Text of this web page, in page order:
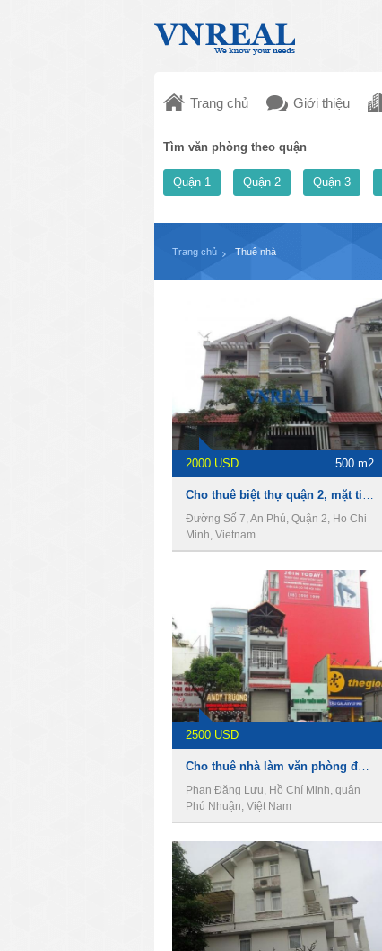
Trang chủ Giới thiệu
Tìm văn phòng theo quận
Quận 1 Quận 2 Quận 3
Trang chủ Thuê nhà
2000 USD 500 m2
Cho thuê biệt thự quận 2, mặt tiền đường số 7 giá 45 triệu.
Đường Số 7, An Phú, Quận 2, Ho Chi
Minh, Vietnam
2500 USD
Cho thuê nhà làm văn phòng đường Phan Đăng Lưu , Phường 1, Quận Phú Nhuận
Phan Đăng Lưu, Hồ Chí Minh, quận
Phú Nhuận, Việt Nam